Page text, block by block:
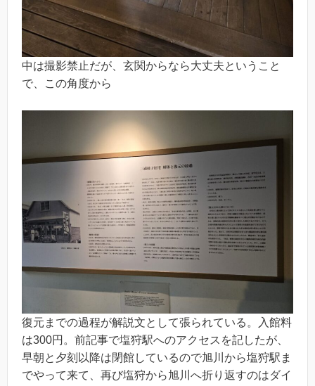
中は撮影禁止だが、玄関からなら大丈夫ということ
で、この角度から
復元までの過程が解説文として張られている。入館料
は300円。前記事で塩狩駅へのアクセスを記したが、
早朝と夕刻以降は閉館しているので旭川から塩狩駅ま
でやって来て、再び塩狩から旭川へ折り返すのはダイ